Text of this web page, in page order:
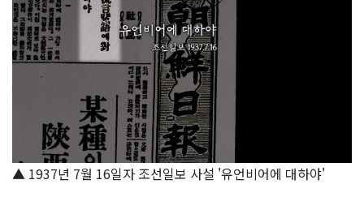
▲ 1937년 7월 16일자 조선일보 사설 '유언비어에 대하야'